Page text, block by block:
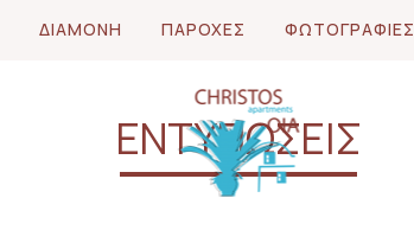
ΔΙΑΜΟΝΉ ΠΑΡΟΧΈΣ ΦΩΤΟΓΡΑΦΊΕΣ
ΕΝΤΥΠΏΣΕΙΣ